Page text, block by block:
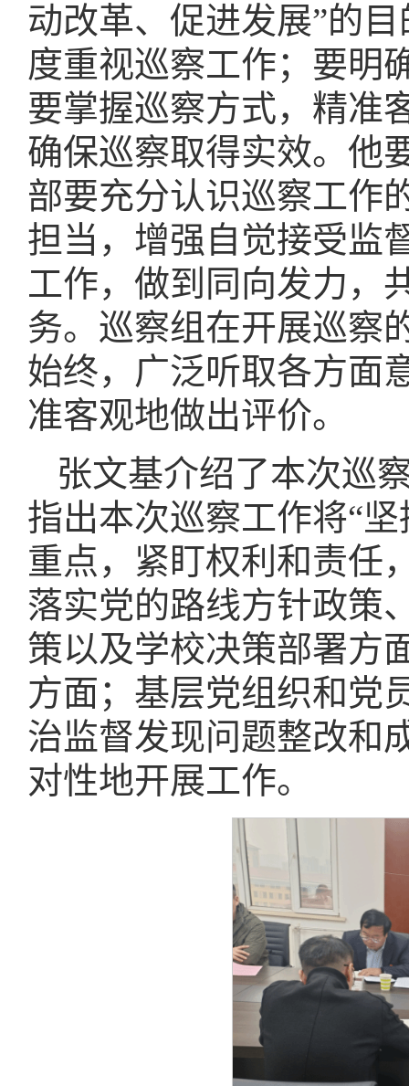
动改革、促进发展”的
度重视巡察工作；要明
要掌握巡察方式，精准
确保巡察取得实效。他
部要充分认识巡察工作
担当，增强自觉接受监
工作，做到同向发力，
务。巡察组在开展巡察
始终，广泛听取各方面
准客观地做出评价。
张文基介绍了本次巡
指出本次巡察工作将“
重点，紧盯权利和责任
落实党的路线方针政策
策以及学校决策部署方
方面；基层党组织和党
治监督发现问题整改和
对性地开展工作。